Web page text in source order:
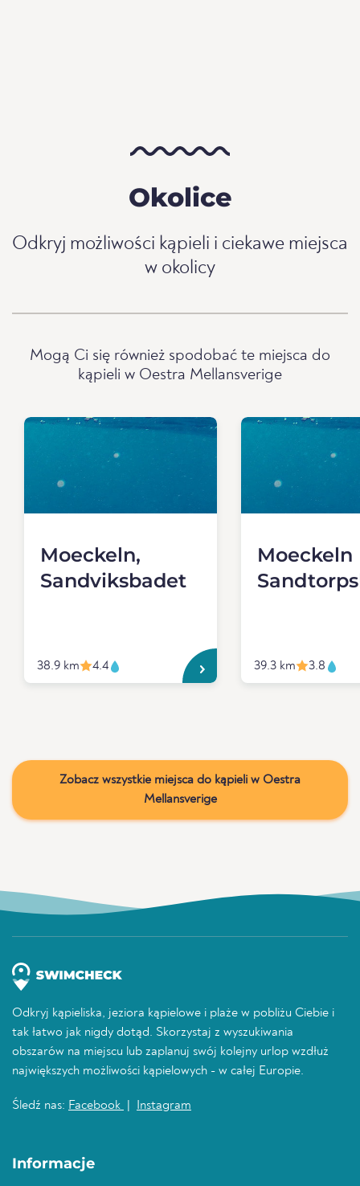
Okolice
Odkryj możliwości kąpieli i ciekawe miejsca
w okolicy
Mogą Ci się również spodobać te miejsca do
kąpieli w Oestra Mellansverige
Moeckeln,
Sandviksbadet
38.9 km 4.4
Moeckeln
39.3 km 3.8
Zobacz wszystkie miejsca do kąpieli w Oestra
Mellansverige
Odkryj kąpieliska, jeziora kąpielowe i plaże w pobliżu Ciebie i
tak łatwo jak nigdy dotąd. Skorzystaj z wyszukiwania
obszarów na miejscu lub zaplanuj swój kolejny urlop wzdłuż
największych możliwości kąpielowych - w całej Europie.
Śledź nas: Facebook Instagram
Informacje